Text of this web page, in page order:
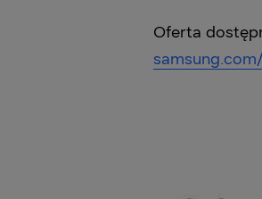
Oferta